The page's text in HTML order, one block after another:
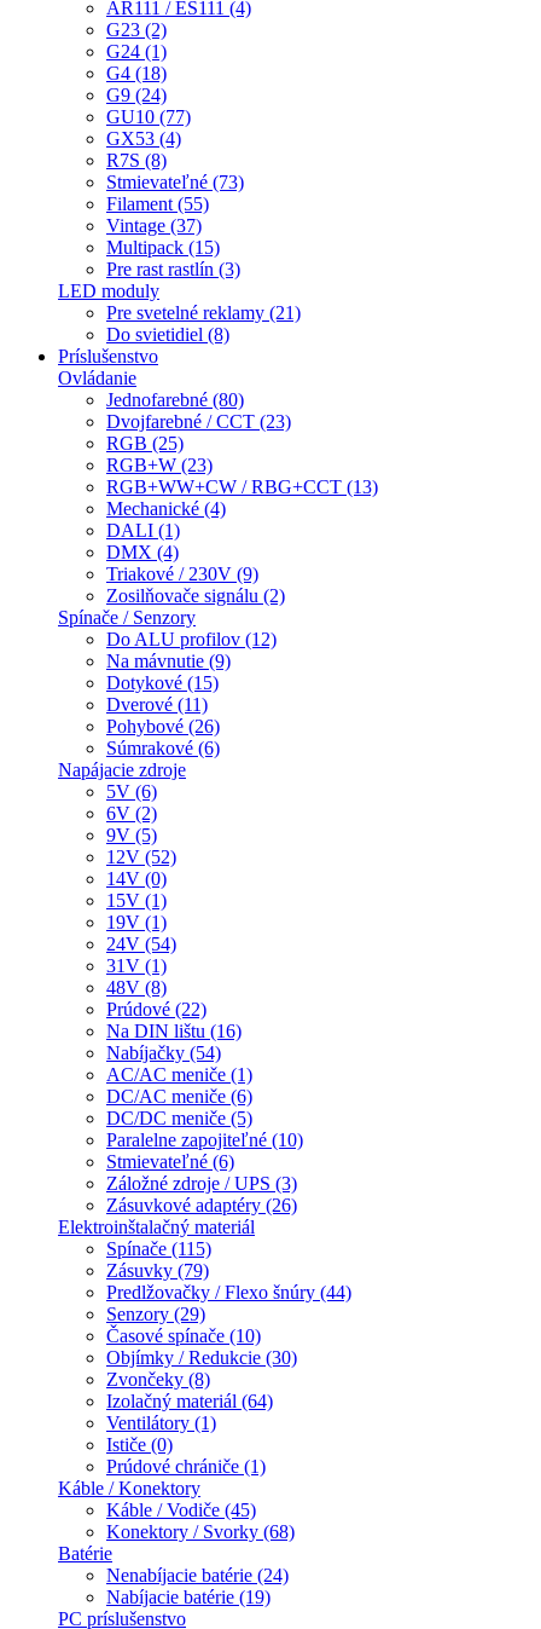
AR111 / ES111 (4)
G23 (2)
G24 (1)
G4 (18)
G9 (24)
GU10 (77)
GX53 (4)
R7S (8)
Stmievateľné (73)
Filament (55)
Vintage (37)
Multipack (15)
Pre rast rastlín (3)
LED moduly
Pre svetelné reklamy (21)
Do svietidiel (8)
Príslušenstvo
Ovládanie
Jednofarebné (80)
Dvojfarebné / CCT (23)
RGB (25)
RGB+W (23)
RGB+WW+CW / RBG+CCT (13)
Mechanické (4)
DALI (1)
DMX (4)
Triakové / 230V (9)
Zosilňovače signálu (2)
Spínače / Senzory
Do ALU profilov (12)
Na mávnutie (9)
Dotykové (15)
Dverové (11)
Pohybové (26)
Súmrakové (6)
Napájacie zdroje
5V (6)
6V (2)
9V (5)
12V (52)
14V (0)
15V (1)
19V (1)
24V (54)
31V (1)
48V (8)
Prúdové (22)
Na DIN lištu (16)
Nabíjačky (54)
AC/AC meniče (1)
DC/AC meniče (6)
DC/DC meniče (5)
Paralelne zapojiteľné (10)
Stmievateľné (6)
Záložné zdroje / UPS (3)
Zásuvkové adaptéry (26)
Elektroinštalačný materiál
Spínače (115)
Zásuvky (79)
Predlžovačky / Flexo šnúry (44)
Senzory (29)
Časové spínače (10)
Objímky / Redukcie (30)
Zvončeky (8)
Izolačný materiál (64)
Ventilátory (1)
Ističe (0)
Prúdové chrániče (1)
Káble / Konektory
Káble / Vodiče (45)
Konektory / Svorky (68)
Batérie
Nenabíjacie batérie (24)
Nabíjacie batérie (19)
PC príslušenstvo